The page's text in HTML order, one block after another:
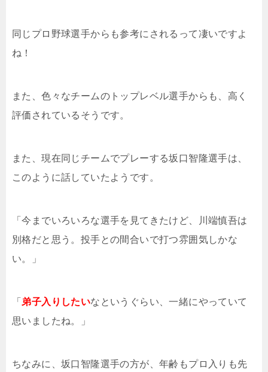
同じプロ野球選手からも参考にされるって凄いですよ
ね！
また、色々なチームのトップレベル選手からも、高く
評価されているそうです。
また、現在同じチームでプレーする坂口智隆選手は、
このように話していたようです。
「今までいろいろな選手を見てきたけど、川端慎吾は
別格だと思う。投手との間合いで打つ雰囲気しかな
い。」
「 弟子入りしたいなというぐらい、一緒にやっていて
思いましたね。」
ちなみに、坂口智隆選手の方が、年齢もプロ入りも先